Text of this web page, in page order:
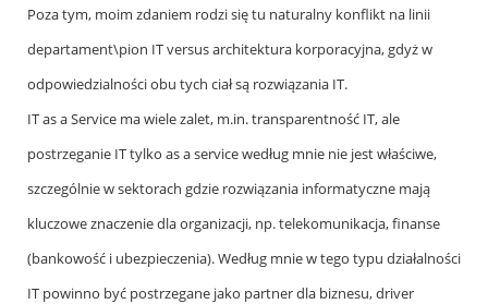
Poza tym, moim zdaniem rodzi się tu naturalny konflikt na linii
departament\pion IT versus architektura korporacyjna, gdyż w
odpowiedzialności obu tych ciał są rozwiązania IT.
IT as a Service ma wiele zalet, m.in. transparentność IT, ale
postrzeganie IT tylko as a service według mnie nie jest właściwe,
szczególnie w sektorach gdzie rozwiązania informatyczne mają
kluczowe znaczenie dla organizacji, np. telekomunikacja, finanse
(bankowość i ubezpieczenia). Według mnie w tego typu działalności
IT powinno być postrzegane jako partner dla biznesu, driver